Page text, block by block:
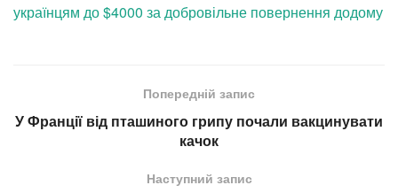
українцям до $4000 за добровільне повернення додому
Попередній запис
У Франції від пташиного грипу почали вакцинувати
качок
Наступний запис